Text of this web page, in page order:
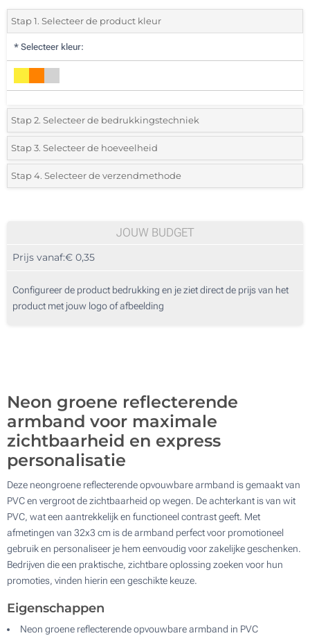
Stap 1. Selecteer de product kleur
* Selecteer kleur:
Stap 2. Selecteer de bedrukkingstechniek
*Selecteer de bedrukking en kleuren van het logo:
1 Kleur (Voorkant)
Stap 3. Selecteer de hoeveelheid
*Selecteer uit de lijst of voeg het gewenste aantal in
100
500
Stap 4. Selecteer de verzendmethode
JOUW BUDGET
Prijs vanaf:€ 0,35
Configureer de product bedrukking en je ziet direct de prijs van het
product met jouw logo of afbeelding
Neon groene reflecterende
armband voor maximale
zichtbaarheid en express
personalisatie
Deze neongroene reflecterende opvouwbare armband is gemaakt van
PVC en vergroot de zichtbaarheid op wegen. De achterkant is van wit
PVC, wat een aantrekkelijk en functioneel contrast geeft. Met
afmetingen van 32x3 cm is de armband perfect voor promotioneel
gebruik en personaliseer je hem eenvoudig voor zakelijke geschenken.
Bedrijven die een praktische, zichtbare oplossing zoeken voor hun
promoties, vinden hierin een geschikte keuze.
Eigenschappen
Neon groene reflecterende opvouwbare armband in PVC